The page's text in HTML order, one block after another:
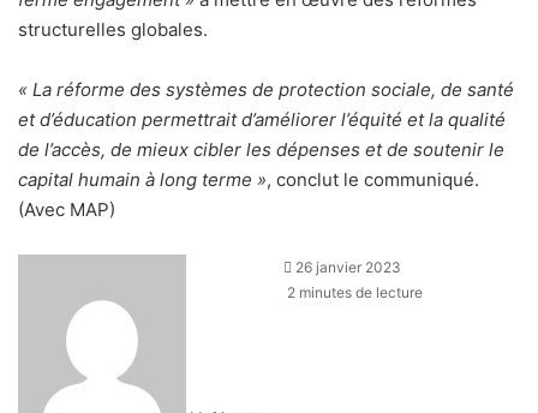
structurelles globales.
« La réforme des systèmes de protection sociale, de santé
et d’éducation permettrait d’améliorer l’équité et la qualité
de l’accès, de mieux cibler les dépenses et de soutenir le
capital humain à long terme », conclut le communiqué.
(Avec MAP)
26 janvier 2023
2 minutes de lecture